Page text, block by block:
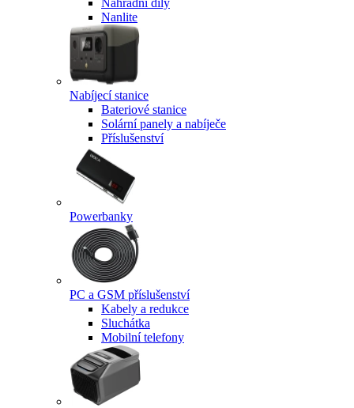
Náhradní díly
Nanlite
Nabíjecí stanice
Bateriové stanice
Solární panely a nabíječe
Příslušenství
Powerbanky
PC a GSM příslušenství
Kabely a redukce
Sluchátka
Mobilní telefony